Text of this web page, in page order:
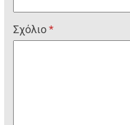
Σχόλιο*